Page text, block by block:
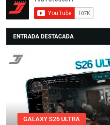
ENTRADA DESTACADA
GALAXY S26 ULTRA